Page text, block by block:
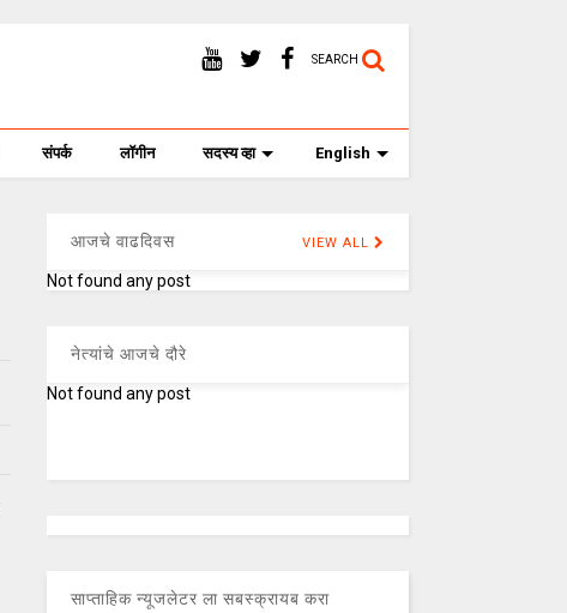
SEARCH
संपर्क लॉगीन सदस्य व्हा English
आजचे वाढदिवस VIEW ALL
Not found any post
नेत्यांचे आजचे दौरे
Not found any post
साप्ताहिक न्यूजलेटर ला सबस्क्रायब करा